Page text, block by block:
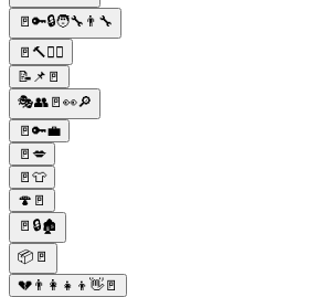
🚪🔑🔒🧑‍🔧👨‍🔧
🚪🔨👷‍♀️
📝📌🚪
🎭👥🚪👀🔎
🚪🔑💼
🚪💋
🚪👕
🍄🚪
🚪🔒🏚️
📦🚪
💔👨‍👩‍👧‍👦👋🚪